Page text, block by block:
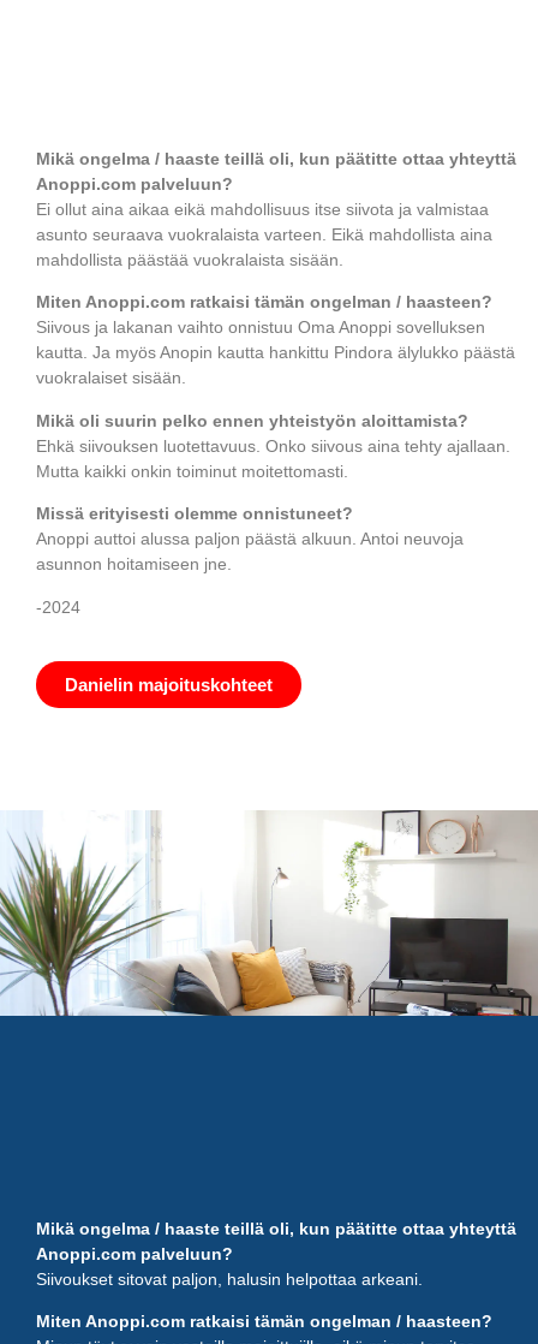
Mikä ongelma / haaste teillä oli, kun päätitte ottaa yhteyttä
Anoppi.com palveluun?
Ei ollut aina aikaa eikä mahdollisuus itse siivota ja valmistaa
asunto seuraava vuokralaista varteen. Eikä mahdollista aina
mahdollista päästää vuokralaista sisään.
Miten Anoppi.com ratkaisi tämän ongelman / haasteen?
Siivous ja lakanan vaihto onnistuu Oma Anoppi sovelluksen
kautta. Ja myös Anopin kautta hankittu Pindora älylukko päästä
vuokralaiset sisään.
Mikä oli suurin pelko ennen yhteistyön aloittamista?
Ehkä siivouksen luotettavuus. Onko siivous aina tehty ajallaan.
Mutta kaikki onkin toiminut moitettomasti.
Missä erityisesti olemme onnistuneet?
Anoppi auttoi alussa paljon päästä alkuun. Antoi neuvoja
asunnon hoitamiseen jne.
-2024
Danielin majoituskohteet
Mikä ongelma / haaste teillä oli, kun päätitte ottaa yhteyttä
Anoppi.com palveluun?
Siivoukset sitovat paljon, halusin helpottaa arkeani.
Miten Anoppi.com ratkaisi tämän ongelman / haasteen?